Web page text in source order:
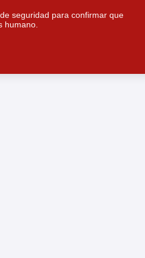
seguridad para confirmar que
humano.